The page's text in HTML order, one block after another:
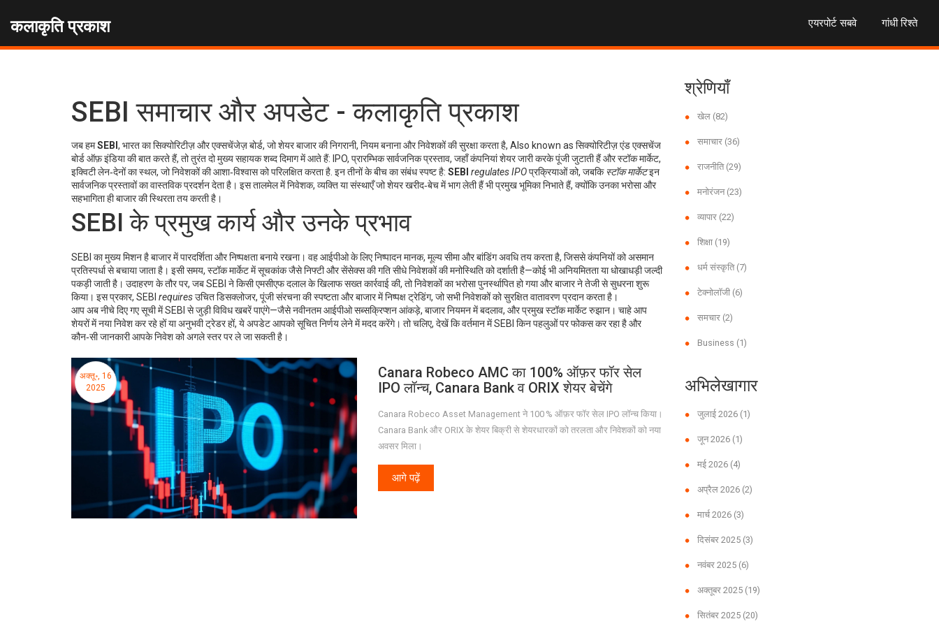
कलाकृति प्रकाश एयरपोर्ट सबवे गांधी रिश्ते
SEBI समाचार और अपडेट - कलाकृति प्रकाश
जब हमSEBI , भारत का सिक्योरिटीज़ और एक्सचेंजेज़ बोर्ड, जो शेयर बाजार की निगरानी, नियम बनाना और निवेशकों की सुरक्षा करता है, Also known as सिक्योरिटीज़ एंड एक्सचेंज
बोर्ड ऑफ़ इंडियाकी बात करते हैं, तो तुरंत दो मुख्य सहायक शब्द दिमाग में आते हैं: IPO, प्रारम्भिक सार्वजनिक प्रस्ताव, जहाँ कंपनियां शेयर जारी करके पूंजी जुटाती हैंऔरस्टॉक मार्केट,
इक्विटी लेन‑देनों का स्थल, जो निवेशकों की आशा‑विश्वास को परिलक्षित करता है . इन तीनों के बीच का संबंध स्पष्ट है: SEBI regulatesIPOप्रक्रियाओं को, जबकि स्टॉक मार्केटइन
सार्वजनिक प्रस्तावों का वास्तविक प्रदर्शन देता है। इस तालमेल मेंनिवेशक, व्यक्ति या संस्थाएँ जो शेयर खरीद‑बेच में भाग लेती हैंभी प्रमुख भूमिका निभाते हैं, क्योंकि उनका भरोसा और
सहभागिता ही बाजार की स्थिरता तय करती है।
SEBI के प्रमुख कार्य और उनके प्रभाव
SEBI का मुख्य मिशन है बाजार में पारदर्शिता और निष्पक्षता बनाये रखना। वह आईपीओ के लिए निष्पादन मानक, मूल्य सीमा और बांडिंग अवधि तय करता है, जिससे कंपनियों को असमान
प्रतिस्पर्धा से बचाया जाता है। इसी समय, स्टॉक मार्केट में सूचकांक जैसे निफ्टी और सेंसेक्स की गति सीधे निवेशकों की मनोस्थिति को दर्शाती है—कोई भी अनियमितता या धोखाधड़ी जल्दी
पकड़ी जाती है। उदाहरण के तौर पर, जब SEBI ने किसी एमसीएफ दलाल के खिलाफ सख्त कार्रवाई की, तो निवेशकों का भरोसा पुनर्स्थापित हो गया और बाजार ने तेजी से सुधरना शुरू
किया। इस प्रकार, SEBI requiresउचित डिसक्लोजर, पूंजी संरचना की स्पष्टता और बाजार में निष्पक्ष ट्रेडिंग, जो सभी निवेशकों को सुरक्षित वातावरण प्रदान करता है।
आप अब नीचे दिए गए सूची में SEBI से जुड़ी विविध खबरें पाएंगे—जैसे नवीनतम आईपीओ सब्सक्रिप्शन आंकड़े, बाजार नियमन में बदलाव, और प्रमुख स्टॉक मार्केट रुझान। चाहे आप
शेयरों में नया निवेश कर रहे हों या अनुभवी ट्रेडर हों, ये अपडेट आपको सूचित निर्णय लेने में मदद करेंगे। तो चलिए, देखें कि वर्तमान में SEBI किन पहलुओं पर फोकस कर रहा है और
कौन‑सी जानकारी आपके निवेश को अगले स्तर पर ले जा सकती है।
अक्तू॰, 16
2025
Canara Robeco AMC का 100% ऑफ़र फॉर सेल
IPO लॉन्च, Canara Bank व ORIX शेयर बेचेंगे
Canara Robeco Asset Management ने 100 % ऑफ़र फॉर सेल IPO लॉन्च किया।
Canara Bank और ORIX के शेयर बिक्री से शेयरधारकों को तरलता और निवेशकों को नया
अवसर मिला।
आगे पढ़ें
श्रेणियाँ
खेल (82)
समाचार (36)
राजनीति (29)
मनोरंजन (23)
व्यापार (22)
शिक्षा (19)
धर्म संस्कृति (7)
टेक्नोलॉजी (6)
समचार (2)
Business (1)
अभिलेखागार
जुलाई 2026 (1)
जून 2026 (1)
मई 2026 (4)
अप्रैल 2026 (2)
मार्च 2026 (3)
दिसंबर 2025 (3)
नवंबर 2025 (6)
अक्तूबर 2025 (19)
सितंबर 2025 (20)